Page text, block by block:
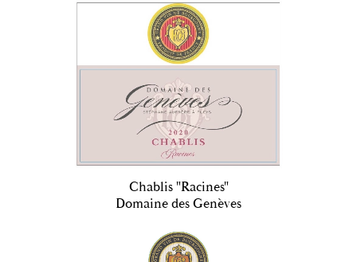
Chablis "Racines"
Domaine des Genèves